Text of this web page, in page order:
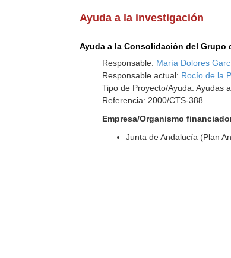
Ayuda a la investigación
Ayuda a la Consolidación del Grupo
Responsable: María Dolores
Responsable actual: Rocío de la
Tipo de Proyecto/Ayuda: Ayudas
Referencia: 2000/CTS-388
Empresa/Organismo
Junta de Andalucía (Plan